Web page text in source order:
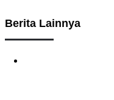
Berita Lainnya